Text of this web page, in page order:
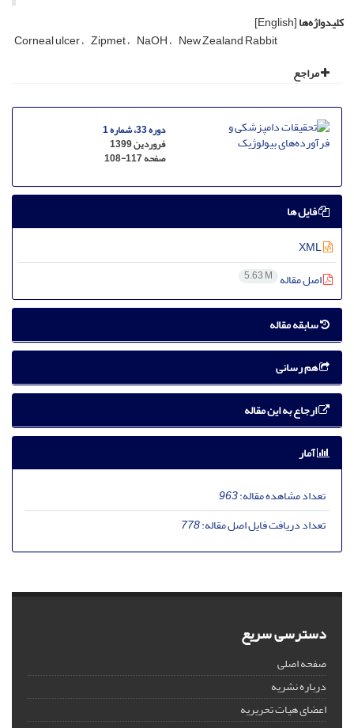
کلیدواژه‌ها[English]
Corneal ulcer Zipmet NaOH New Zealand Rabbit
مراجع
دوره 33، شماره 1
فروردین 1399
صفحه108-117
فایل ها
اصل مقاله 5.63 M
سابقه مقاله
هم رسانی
ارجاع به این مقاله
آمار
تعداد مشاهده مقاله:963
تعداد دریافت فایل اصل مقاله:778
دسترسی سریع
صفحه اصلی
درباره نشریه
اعضای هیات تحریریه